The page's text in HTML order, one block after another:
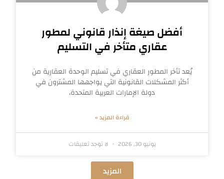
أفضل صيغة إنذار قانوني لمطور
عقاري متأخر في التسليم
يُعد تأخر المطور العقاري في تسليم الوحدة العقارية من
أكثر المشكلات القانونية التي يواجهها المشترون في
دولة الإمارات العربية المتحدة،
قراءة المزيد »
يونيو 30, 2026 لا توجد تعليقات
المزيد